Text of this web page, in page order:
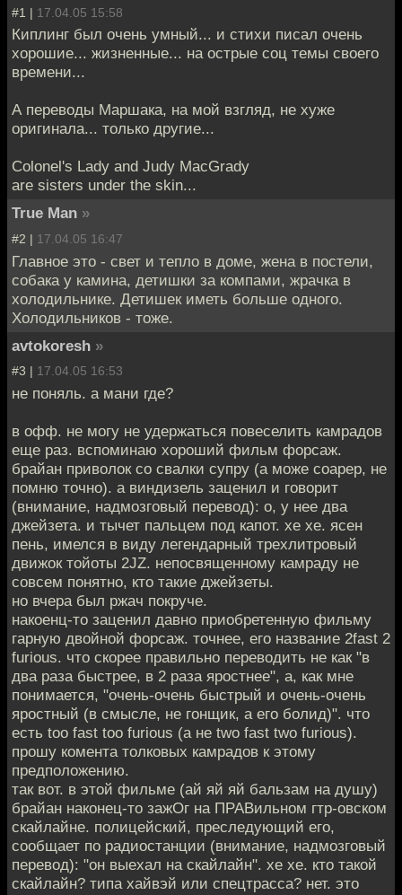
#1 | 17.04.05 15:58
Киплинг был очень умный... и стихи писал очень
хорошие... жизненные... на острые соц темы своего
времени...
А переводы Маршака, на мой взгляд, не хуже
оригинала... только другие...
Colonel's Lady and Judy MacGrady
are sisters under the skin...
True Man »
#2 | 17.04.05 16:47
Главное это - свет и тепло в доме, жена в постели,
собака у камина, детишки за компами, жрачка в
холодильнике. Детишек иметь больше одного.
Холодильников - тоже.
avtokoresh »
#3 | 17.04.05 16:53
не поняль. а мани где?
в офф. не могу не удержаться повеселить камрадов
еще раз. вспоминаю хороший фильм форсаж.
брайан приволок со свалки супру (а може соарер, не
помню точно). а виндизель заценил и говорит
(внимание, надмозговый перевод): о, у нее два
джейзета. и тычет пальцем под капот. хе хе. ясен
пень, имелся в виду легендарный трехлитровый
движок тойоты 2JZ. непосвященному камраду не
совсем понятно, кто такие джейзеты.
но вчера был ржач покруче.
накоенц-то заценил давно приобретенную фильму
гарную двойной форсаж. точнее, его название 2fast 2
furious. что скорее правильно переводить не как "в
два раза быстрее, в 2 раза яростнее", а, как мне
понимается, "очень-очень быстрый и очень-очень
яростный (в смысле, не гонщик, а его болид)". что
есть too fast too furious (а не two fast two furious).
прошу комента толковых камрадов к этому
предположению.
так вот. в этой фильме (ай яй яй бальзам на душу)
брайан наконец-то зажОг на ПРАВильном гтр-овском
скайлайне. полицейский, преследующий его,
сообщает по радиостанции (внимание, надмозговый
перевод): "он выехал на скайлайн". хе хе. кто такой
скайлайн? типа хайвэй или спецтрасса? нет. это